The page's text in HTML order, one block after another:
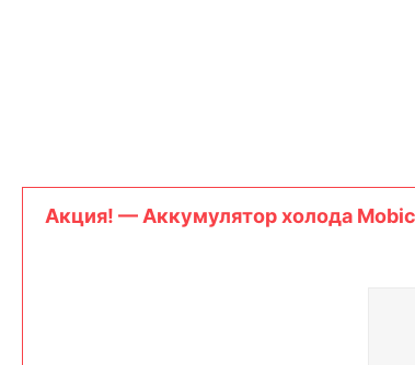
Aкция! — Аккумулятор холода